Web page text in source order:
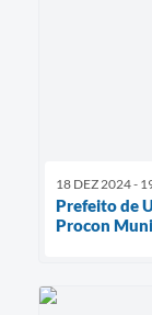
18 DEZ 2024 -
Prefeito de
Procon